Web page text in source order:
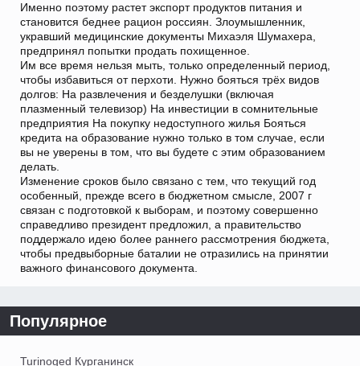
Именно поэтому растет экспорт продуктов питания и
становится беднее рацион россиян. Злоумышленник,
укравший медицинские документы Михаэля Шумахера,
предпринял попытки продать похищенное.
Им все время нельзя мыть, только определенный период,
чтобы избавиться от перхоти. Нужно бояться трёх видов
долгов: На развлечения и безделушки (включая
плазменный телевизор) На инвестиции в сомнительные
предприятия На покупку недоступного жилья Бояться
кредита на образование нужно только в том случае, если
вы не уверены в том, что вы будете с этим образованием
делать.
Изменение сроков было связано с тем, что текущий год
особенный, прежде всего в бюджетном смысле, 2007 г
связан с подготовкой к выборам, и поэтому совершенно
справедливо президент предложил, а правительство
поддержало идею более раннего рассмотрения бюджета,
чтобы предвыборные баталии не отразились на принятии
важного финансового документа.
Популярное
Turinoged Курганинск